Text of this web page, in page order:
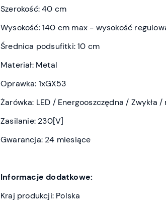
Szerokość: 40 cm
Wysokość: 140 cm max - wysokość
Średnica podsufitki: 10 cm
Materiał: Metal
Oprawka: 1xGX53
Żarówka: LED / Energooszczędna / Zwykła
Zasilanie: 230[V]
Gwarancja: 24 miesiące
Informacje dodatkowe:
Kraj produkcji: Polska